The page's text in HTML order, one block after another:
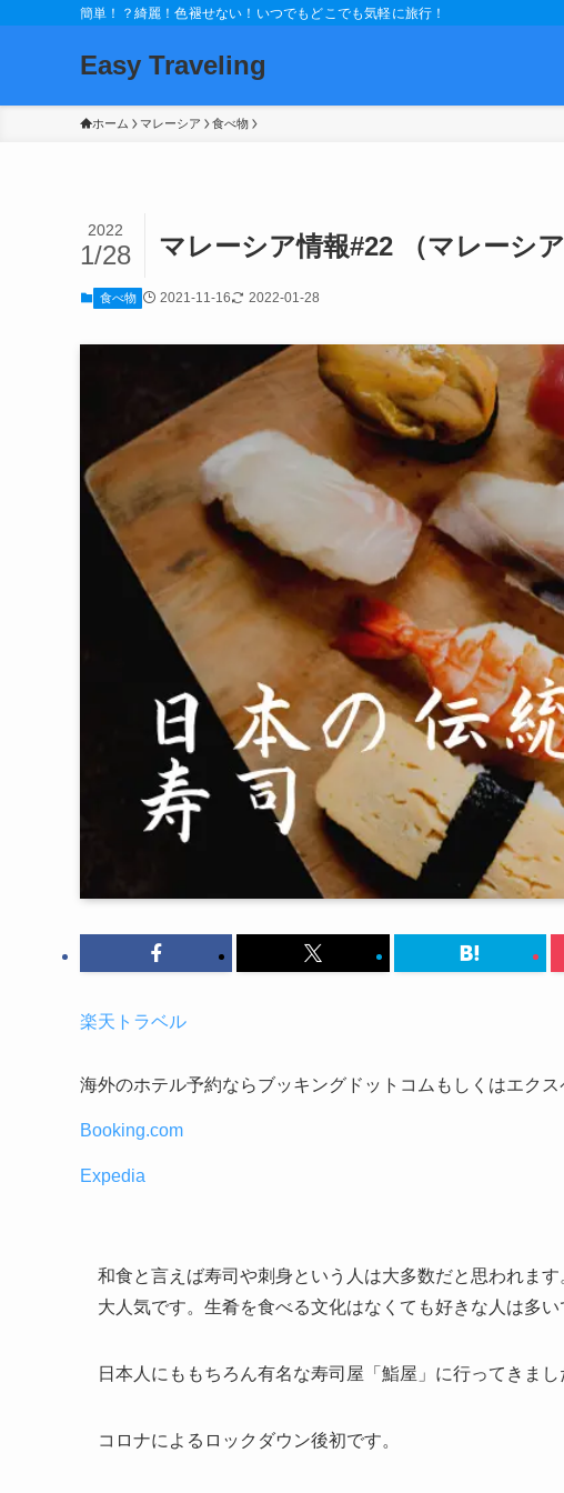
簡単！？綺麗！色褪せない！いつでもどこでも気軽に旅行！
Easy Traveling
ホーム マレーシア 食べ物
マレーシア情報#22 （マレーシ
2022
1/28
食べ物 2021-11-16 2022-01-28
楽天トラベル
海外のホテル予約ならブッキングドットコムもしくはエクス
Booking.com
Expedia
和食と言えば寿司や刺身という人は大多数だと思われま
大人気です。生肴を食べる文化はなくても好きな人は多い
日本人にももちろん有名な寿司屋「鮨屋」に行ってきまし
コロナによるロックダウン後初です。